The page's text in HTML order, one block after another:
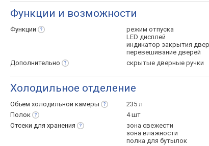
Функции и возможности
Функции
режим отпуска
LED дисплей
индикатор закрытия
перевешивание дверей
Дополнительно
скрытые дверные ручки
Холодильное отделение
Объем холодильной камеры
235 л
Полок
4 шт
Отсеки для хранения
зона свежести
зона влажности
полка для бутылок